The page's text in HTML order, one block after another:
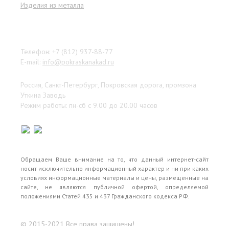
Изделия из металла
Телефон: +7 (812) 937-88-77
E-mail: info@pokraskanakad.ru
Россия, Санкт-Петербург, Покровская дорога, промзона
Уткина Заводь
Режим работы: пн-сб с 9.00 до 20.00 часов
Обращаем Ваше внимание на то, что данный интернет-сайт
носит исключительно информационный характер и ни при каких
условиях информационные материалы и цены, размещенные на
сайте, не являются публичной офертой, определяемой
положениями Статей 435 и 437 Гражданского кодекса РФ.
© 2015-2021 Все права защищены!